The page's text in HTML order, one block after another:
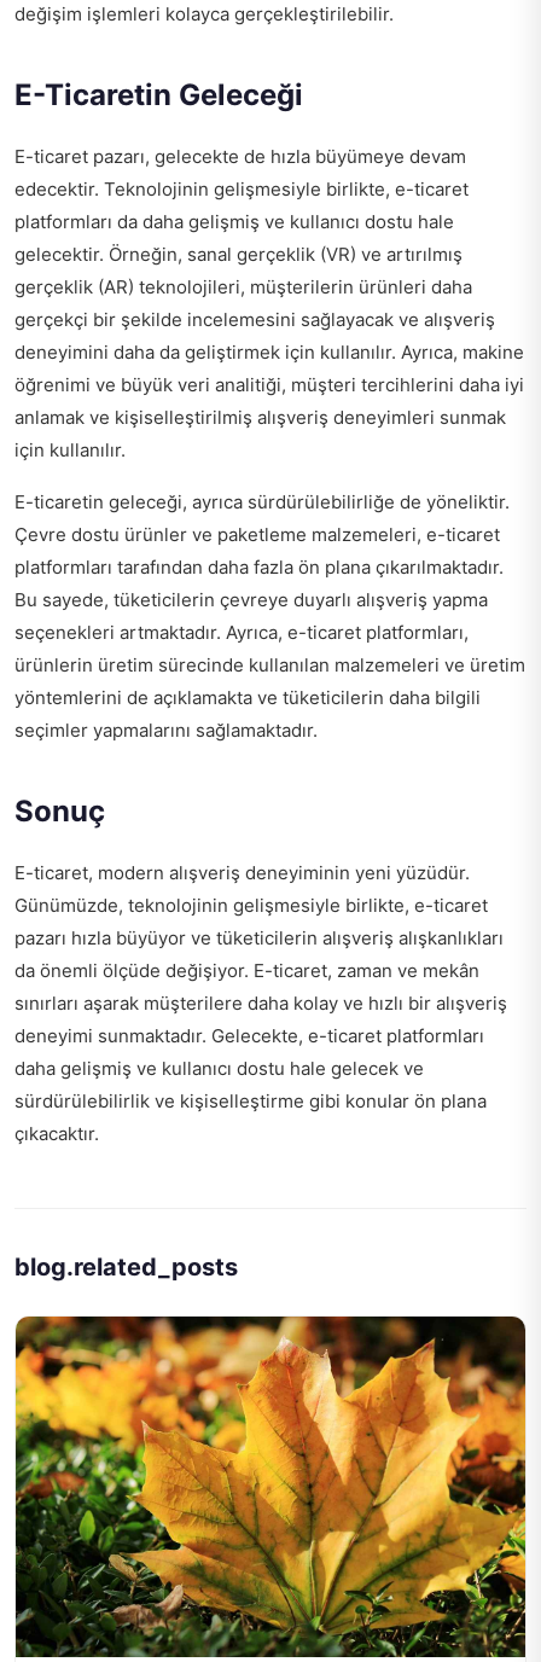
değişim işlemleri kolayca gerçekleştirilebilir.
E-Ticaretin Geleceği
E-ticaret pazarı, gelecekte de hızla büyümeye devam
edecektir. Teknolojinin gelişmesiyle birlikte, e-ticaret
platformları da daha gelişmiş ve kullanıcı dostu hale
gelecektir. Örneğin, sanal gerçeklik (VR) ve artırılmış
gerçeklik (AR) teknolojileri, müşterilerin ürünleri daha
gerçekçi bir şekilde incelemesini sağlayacak ve alışveriş
deneyimini daha da geliştirmek için kullanılır. Ayrıca, makine
öğrenimi ve büyük veri analitiği, müşteri tercihlerini daha iyi
anlamak ve kişiselleştirilmiş alışveriş deneyimleri sunmak
için kullanılır.
E-ticaretin geleceği, ayrıca sürdürülebilirliğe de yöneliktir.
Çevre dostu ürünler ve paketleme malzemeleri, e-ticaret
platformları tarafından daha fazla ön plana çıkarılmaktadır.
Bu sayede, tüketicilerin çevreye duyarlı alışveriş yapma
seçenekleri artmaktadır. Ayrıca, e-ticaret platformları,
ürünlerin üretim sürecinde kullanılan malzemeleri ve üretim
yöntemlerini de açıklamakta ve tüketicilerin daha bilgili
seçimler yapmalarını sağlamaktadır.
Sonuç
E-ticaret, modern alışveriş deneyiminin yeni yüzüdür.
Günümüzde, teknolojinin gelişmesiyle birlikte, e-ticaret
pazarı hızla büyüyor ve tüketicilerin alışveriş alışkanlıkları
da önemli ölçüde değişiyor. E-ticaret, zaman ve mekân
sınırları aşarak müşterilere daha kolay ve hızlı bir alışveriş
deneyimi sunmaktadır. Gelecekte, e-ticaret platformları
daha gelişmiş ve kullanıcı dostu hale gelecek ve
sürdürülebilirlik ve kişiselleştirme gibi konular ön plana
çıkacaktır.
blog.related_posts